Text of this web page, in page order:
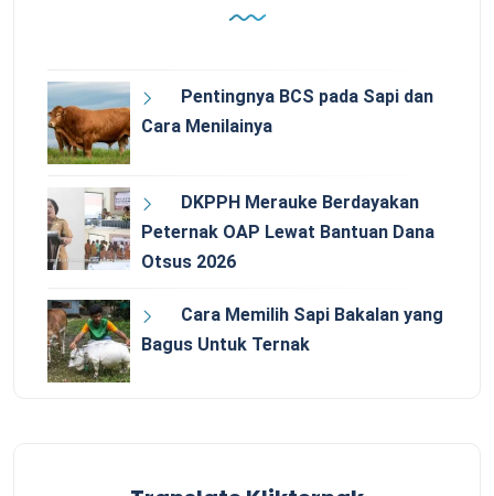
Pentingnya BCS pada Sapi dan
Cara Menilainya
DKPPH Merauke Berdayakan
Peternak OAP Lewat Bantuan Dana
Otsus 2026
Cara Memilih Sapi Bakalan yang
Bagus Untuk Ternak